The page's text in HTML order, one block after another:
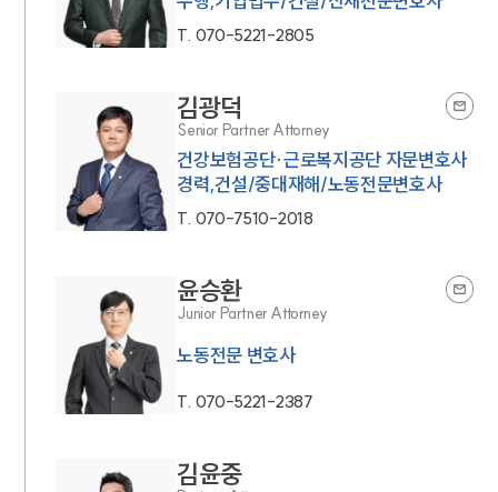
만화로 보는 사례
T. 070-5221-2805
김광덕
Senior Partner Attorney
건강보험공단·근로복지공단 자문변호사
경력,건설/중대재해/노동전문변호사
T. 070-7510-2018
윤승환
Junior Partner Attorney
노동전문 변호사
T. 070-5221-2387
김윤중